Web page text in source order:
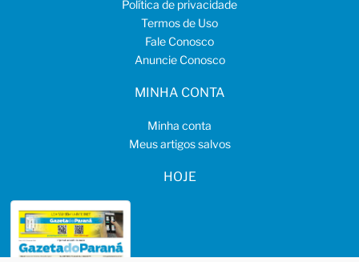
Política de privacidade
Termos de Uso
Fale Conosco
Anuncie Conosco
MINHA CONTA
Minha conta
Meus artigos salvos
HOJE